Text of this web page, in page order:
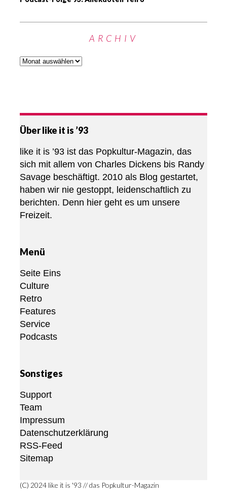
ARCHIV
Über like it is ’93
like it is ’93 ist das Popkultur-Magazin, das
sich mit allem von Charles Dickens bis Randy
Savage beschäftigt. 2010 als Blog gestartet,
haben wir nie gestoppt, leidenschaftlich zu
berichten. Denn hier geht es um unsere
Freizeit.
Menü
Seite Eins
Culture
Retro
Features
Service
Podcasts
Sonstiges
Support
Team
Impressum
Datenschutzerklärung
RSS-Feed
Sitemap
(C) 2024 like it is '93 // das Popkultur-Magazin